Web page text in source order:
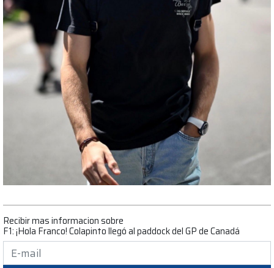
Recibir mas informacion sobre
F1: ¡Hola Franco! Colapinto llegó al paddock del GP de Canadá